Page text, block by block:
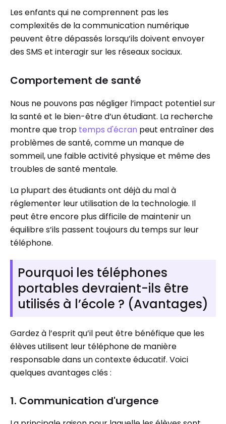
Les enfants qui ne comprennent pas les
complexités de la communication numérique
peuvent être dépassés lorsqu’ils doivent envoyer
des SMS et interagir sur les réseaux sociaux.
Comportement de santé
Nous ne pouvons pas négliger l’impact potentiel sur
la santé et le bien-être d’un étudiant. La recherche
montre que trop temps d'écran peut entraîner des
problèmes de santé, comme un manque de
sommeil, une faible activité physique et même des
troubles de santé mentale.
La plupart des étudiants ont déjà du mal à
réglementer leur utilisation de la technologie. Il
peut être encore plus difficile de maintenir un
équilibre s’ils passent toujours du temps sur leur
téléphone.
Pourquoi les téléphones
portables devraient-ils être
utilisés à l’école ? (Avantages)
Gardez à l’esprit qu’il peut être bénéfique que les
élèves utilisent leur téléphone de manière
responsable dans un contexte éducatif. Voici
quelques avantages clés :
1. Communication d'urgence